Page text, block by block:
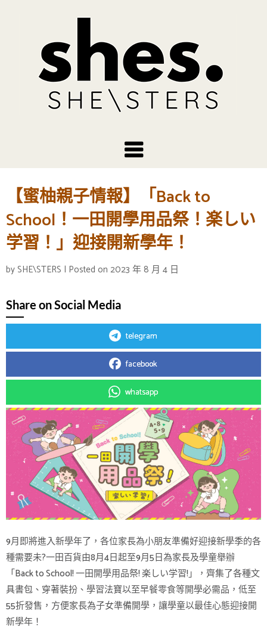
【蜜柚親子情報】「Back to
School！一田開學用品祭！楽しい
学習！」迎接開新學年！
by SHE\STERS | Posted on 2023 年 8 月 4 日
Share on Social Media
telegram
facebook
whatsapp
9月即將進入新學年了，各位家長為小朋友準備好迎接新學季的各
種需要未?一田百貨由8月4日起至9月5日為家長及學童舉辦
「Back to School! 一田開學用品祭! 楽しい学習!」，齊集了各種文
具書包、穿著裝扮、學習法寶以至早餐零食等開學必需品，低至
55折發售，方便家長為子女準備開學，讓學童以最佳心態迎接開
新學年！